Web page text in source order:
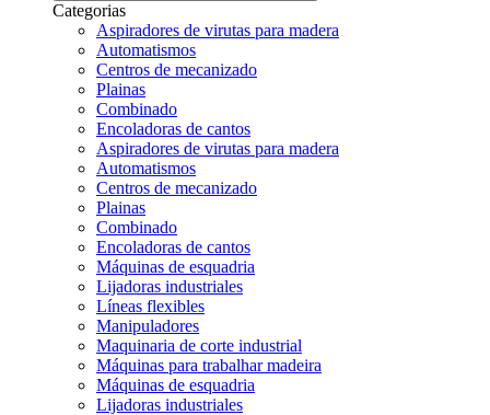
Categorias
Aspiradores de virutas para madera
Automatismos
Centros de mecanizado
Plainas
Combinado
Encoladoras de cantos
Aspiradores de virutas para madera
Automatismos
Centros de mecanizado
Plainas
Combinado
Encoladoras de cantos
Máquinas de esquadria
Lijadoras industriales
Líneas flexibles
Manipuladores
Maquinaria de corte industrial
Máquinas para trabalhar madeira
Máquinas de esquadria
Lijadoras industriales